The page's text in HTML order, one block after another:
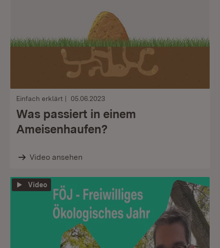
Einfach erklärt 05.06.2023
Was passiert in einem
Ameisenhaufen?
Video ansehen
Video